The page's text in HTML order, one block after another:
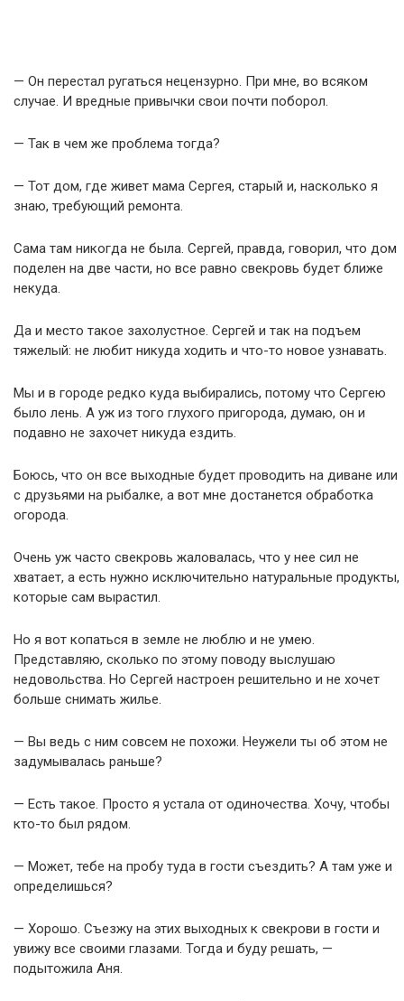
— Он перестал ругаться нецензурно. При мне, во всяком
случае. И вредные привычки свои почти поборол.
— Так в чем же проблема тогда?
— Тот дом, где живет мама Сергея, старый и, насколько я
знаю, требующий ремонта.
Сама там никогда не была. Сергей, правда, говорил, что дом
поделен на две части, но все равно свекровь будет ближе
некуда.
Да и место такое захолустное. Сергей и так на подъем
тяжелый: не любит никуда ходить и что-то новое узнавать.
Мы и в городе редко куда выбирались, потому что Сергею
было лень. А уж из того глухого пригорода, думаю, он и
подавно не захочет никуда ездить.
Боюсь, что он все выходные будет проводить на диване или
с друзьями на рыбалке, а вот мне достанется обработка
огорода.
Очень уж часто свекровь жаловалась, что у нее сил не
хватает, а есть нужно исключительно натуральные продукты,
которые сам вырастил.
Но я вот копаться в земле не люблю и не умею.
Представляю, сколько по этому поводу выслушаю
недовольства. Но Сергей настроен решительно и не хочет
больше снимать жилье.
— Вы ведь с ним совсем не похожи. Неужели ты об этом не
задумывалась раньше?
— Есть такое. Просто я устала от одиночества. Хочу, чтобы
кто-то был рядом.
— Может, тебе на пробу туда в гости съездить? А там уже и
определишься?
— Хорошо. Съезжу на этих выходных к свекрови в гости и
увижу все своими глазами. Тогда и буду решать, —
подытожила Аня.